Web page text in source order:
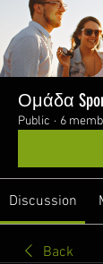
Ομάδα
Public · 6
Discussion
Back